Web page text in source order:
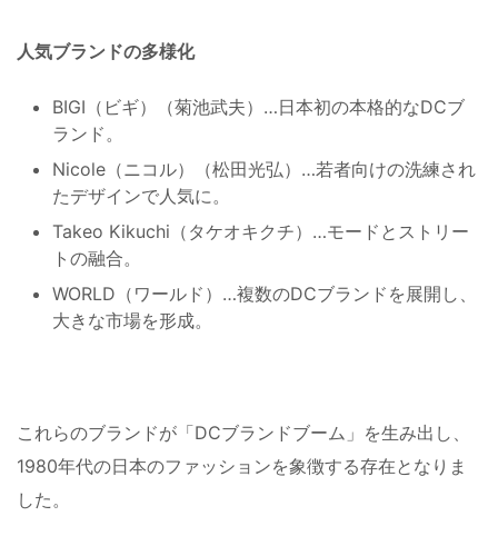
人気ブランドの多様化
BIGI（ビギ）（菊池武夫）…日本初の本格的なDCブ
ランド。
Nicole（ニコル）（松田光弘）…若者向けの洗練され
たデザインで人気に。
Takeo Kikuchi（タケオキクチ）…モードとストリー
トの融合。
WORLD（ワールド）…複数のDCブランドを展開し、
大きな市場を形成。
これらのブランドが「DCブランドブーム」を生み出し、
1980年代の日本のファッションを象徴する存在となりま
した。